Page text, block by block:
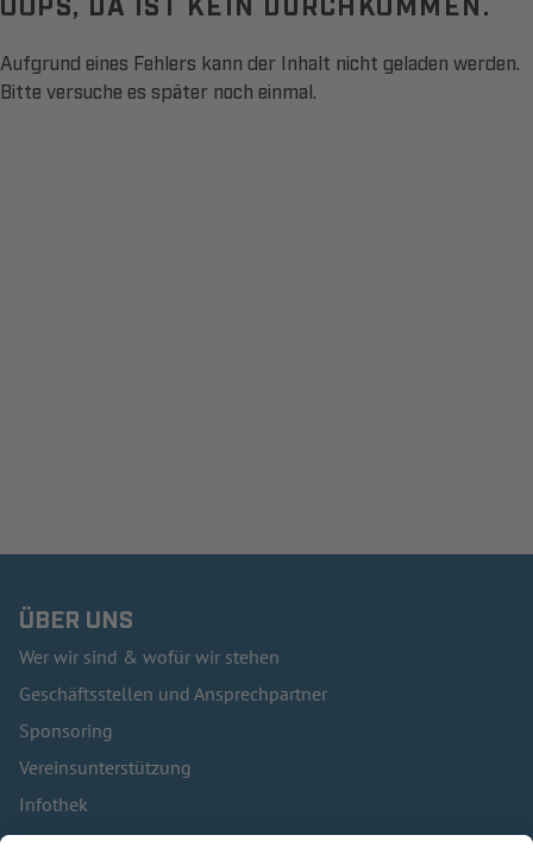
Aufgrund eines Fehlers kann der Inhalt nicht geladen werden.
Bitte versuche es später noch einmal.
ÜBER UNS
Wer wir sind & wofür wir stehen
Geschäftsstellen und Ansprechpartner
Sponsoring
Vereinsunterstützung
Infothek
Kontakt